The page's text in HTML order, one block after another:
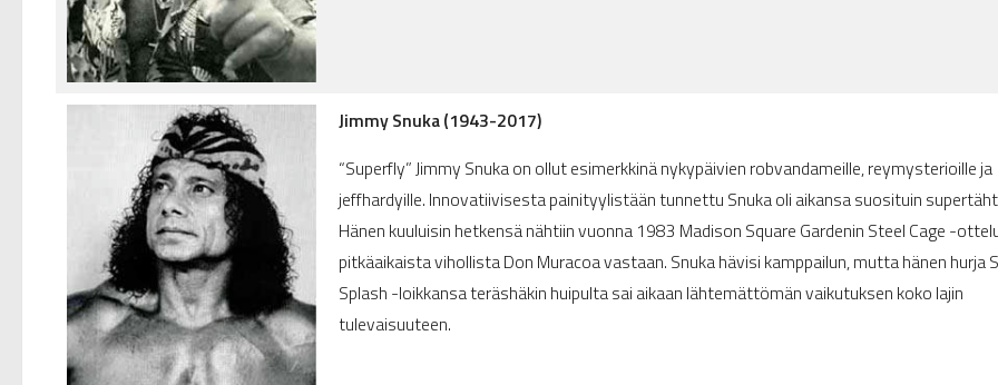
Jimmy Snuka (1943-2017)
“Superfly” Jimmy Snuka on ollut esimerkkinä nykypäivien robvandameille, reymysterioille ja
jeffhardyille. Innovatiivisesta painityylistään tunnettu Snuka oli aikansa suosituin
Hänen kuuluisin hetkensä nähtiin vuonna 1983 Madison Square Gardenin Steel Cage -
pitkäaikaista vihollista Don Muracoa vastaan. Snuka hävisi kamppailun, mutta hänen hurja
Splash -loikkansa teräshäkin huipulta sai aikaan lähtemättömän vaikutuksen koko lajin
tulevaisuuteen.